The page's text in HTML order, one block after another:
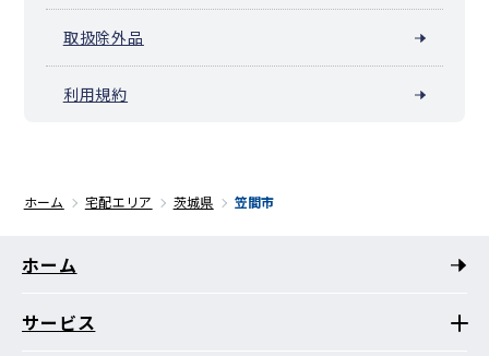
取扱除外品
利用規約
ホーム 宅配エリア 茨城県 笠間市
ホーム
サービス